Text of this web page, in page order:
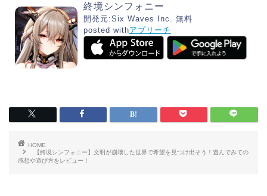
終境シンフォニー
開発元:Six Waves Inc.
無料
posted withアプリーチ
HOME
【終境シンフォニー】文明が崩壊した世界で希望を見つけ出そう！遊んでみての
感想や遊び方をレビュー！